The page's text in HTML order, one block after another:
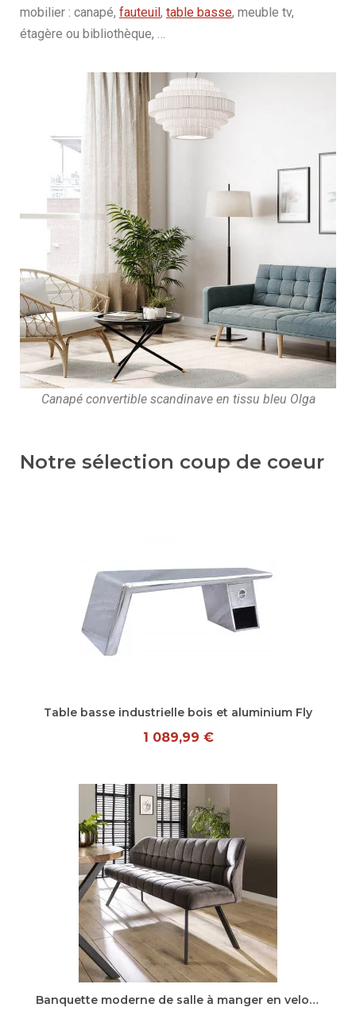
mobilier : canapé, fauteuil, table basse, meuble tv,
étagère ou bibliothèque, …
Canapé convertible scandinave en tissu bleu Olga
Notre sélection coup de coeur
Aperçu rapide
Table basse industrielle bois et aluminium Fly
1 089,99 €
Aperçu rapide Banquette moderne de salle à manger en velours Marcus